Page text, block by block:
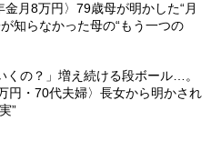
金月8万円〉79歳母が明かした“月
知らなかった母の“もう一つの
くの？」増え続ける段ボール…。
円・70代夫婦〉長女から明かされ
”